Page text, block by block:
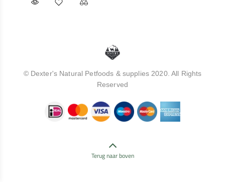
© Dexter's Natural Petfoods & supplies 2020. All Rights
Reserved
Terug naar boven